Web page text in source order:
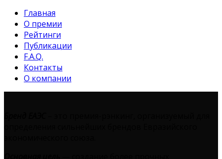
Главная
О премии
Рейтинги
Публикации
F.A.Q.
Контакты
О компании